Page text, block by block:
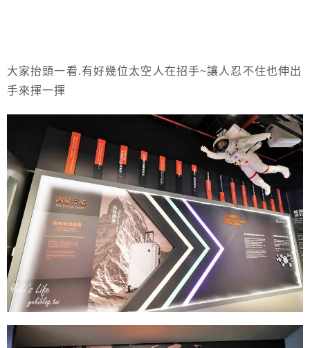
大家抬頭一看.有好幾位太空人在招手~讓人忍不住也伸出
手來揮一揮